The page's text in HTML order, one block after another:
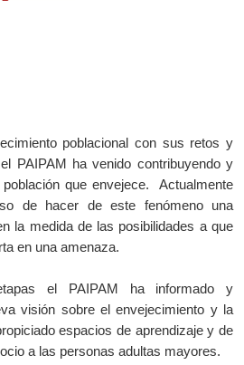
poblacional con sus retos y
PAIPAM ha venido contribuyendo y
que envejece.
Actualmente
de hacer de este fenómeno una
la medida de las posibilidades a que
en una amenaza.
el PAIPAM ha informado y
visión sobre el envejecimiento y la
espacios de aprendizaje y de
a las personas adultas mayores.